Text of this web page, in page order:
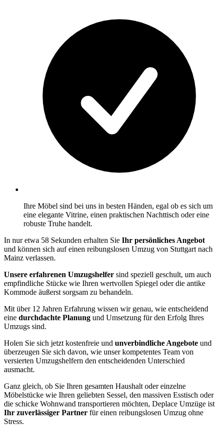
Ihre Möbel sind bei uns in besten Händen, egal ob es sich um
eine elegante Vitrine, einen praktischen Nachttisch oder eine
robuste Truhe handelt.
In nur etwa 58 Sekunden erhalten Sie Ihr persönliches Angebot
und können sich auf einen reibungslosen Umzug von Stuttgart nach
Mainz verlassen.
Unsere erfahrenen Umzugshelfer sind speziell geschult, um auch
empfindliche Stücke wie Ihren wertvollen Spiegel oder die antike
Kommode äußerst sorgsam zu behandeln.
Mit über 12 Jahren Erfahrung wissen wir genau, wie entscheidend
eine durchdachte Planung und Umsetzung für den Erfolg Ihres
Umzugs sind.
Holen Sie sich jetzt kostenfreie und unverbindliche Angebote und
überzeugen Sie sich davon, wie unser kompetentes Team von
versierten Umzugshelfern den entscheidenden Unterschied
ausmacht.
Ganz gleich, ob Sie Ihren gesamten Haushalt oder einzelne
Möbelstücke wie Ihren geliebten Sessel, den massiven Esstisch oder
die schicke Wohnwand transportieren möchten, Deplace Umzüge ist
Ihr zuverlässiger Partner für einen reibungslosen Umzug ohne
Stress.